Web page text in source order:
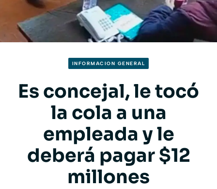
INFORMACION GENERAL
Es concejal, le tocó
la cola a una
empleada y le
deberá pagar $12
millones